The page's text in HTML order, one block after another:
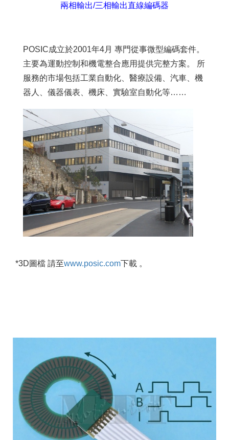
兩相輸出/三相輸出直線編碼器
POSIC成立於2001年4月 專門從事微型編碼套件。
主要為運動控制和機電整合應用提供完整方案。 所
服務的市場包括工業自動化、醫療設備、汽車、機
器人、儀器儀表、機床、實驗室自動化等……
*3D圖檔 請至www.posic.com下載 。